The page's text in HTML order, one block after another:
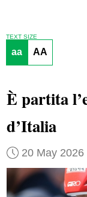
TEXT SIZE
aa AA
È partita
d’Italia
20 May 2026